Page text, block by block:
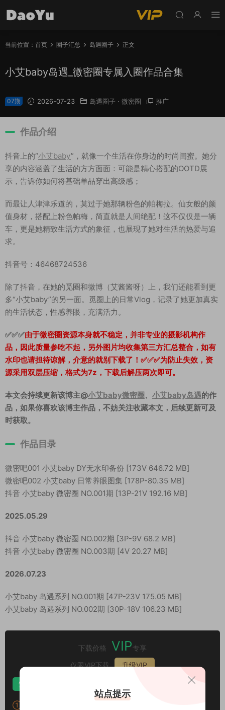
当前位置： 首页 圈子汇总 岛遇圈子 正文
小艾baby岛遇_微密圈专属入圈作品合集
07期 2026-07-23 岛遇圈子 · 微密圈 推广
作品介绍
抖音上的“小艾baby”，就像一个生活在你身边的时尚闺蜜。她分
享的内容涵盖了生活的方方面面：可能是精心搭配的OOTD展
示，告诉你如何将基础单品穿出高级感；
而最让人津津乐道的，莫过于她那辆粉色的帕梅拉。仙女般的颜
值身材，搭配上粉色帕梅，简直就是人间绝配！这不仅仅是一辆
车，更是她精致生活方式的象征，也展现了她对生活的热爱与追
求。
抖音号：46468724536
除了抖音，在她的觅圈和微博（艾酱酱呀）上，我们还能看到更
多“小艾baby”的另一面。觅圈上的日常Vlog，记录了她更加真实
的生活状态，性感养眼，充满活力。
✅✅✅由于微密圈资源本身就不稳定，并非专业的摄影机构作
品，因此质量参吃不起，另外图片均收集第三方汇总整合，如有
水印也请担待谅解，介意的就别下载了！✅✅✅为防止失效，资
源采用双层压缩，格式为7z，下载后解压两次即可。
本文会持续更新该博主@小艾baby微密圈、 小艾baby岛遇的作
品，如果你喜欢该博主作品，不妨关注收藏本文，后续更新可及
时获取。
作品目录
微密吧001 小艾baby DY无水印备份 [173V 646.72 MB]
微密吧002 小艾baby 日常养眼图集 [178P-80.35 MB]
抖音 小艾baby 微密圈 NO.001期 [13P-21V 192.16 MB]
2025.05.29
抖音 小艾baby 微密圈 NO.002期 [3P-9V 68.2 MB]
抖音 小艾baby 微密圈 NO.003期 [4V 20.27 MB]
2026.07.23
小艾baby 岛遇系列 NO.001期 [47P-23V 175.05 MB]
小艾baby 岛遇系列 NO.002期 [30P-18V 106.23 MB]
下载价格 VIP 专享
仅限VIP下载
升级VIP
安卓解压
①：所有素材切勿外传，仅供欣赏，喜欢请支持原作者！
站点提示